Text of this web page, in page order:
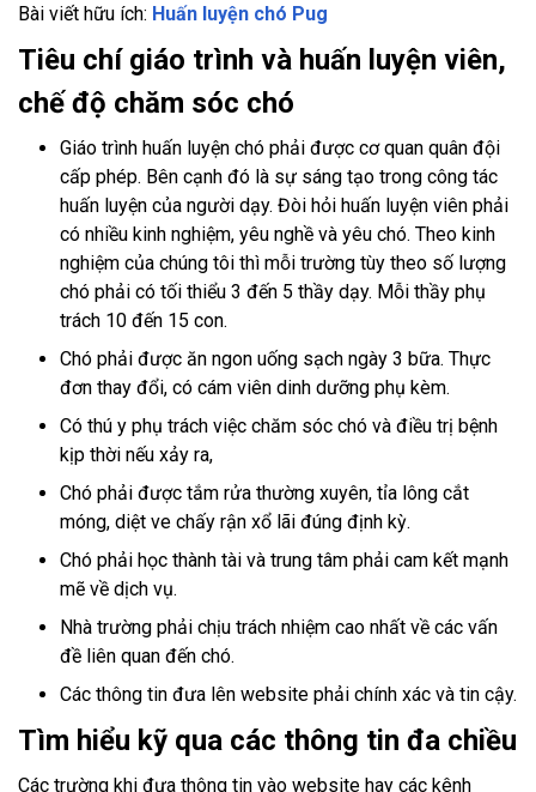
Bài viết hữu ích: Huấn luyện chó Pug
Tiêu chí giáo trình và huấn luyện viên,
chế độ chăm sóc chó
Giáo trình huấn luyện chó phải được cơ quan quân đội
cấp phép. Bên cạnh đó là sự sáng tạo trong công tác
huấn luyện của người dạy. Đòi hỏi huấn luyện viên phải
có nhiều kinh nghiệm, yêu nghề và yêu chó. Theo kinh
nghiệm của chúng tôi thì mỗi trường tùy theo số lượng
chó phải có tối thiểu 3 đến 5 thầy dạy. Mỗi thầy phụ
trách 10 đến 15 con.
Chó phải được ăn ngon uống sạch ngày 3 bữa. Thực
đơn thay đổi, có cám viên dinh dưỡng phụ kèm.
Có thú y phụ trách việc chăm sóc chó và điều trị bệnh
kịp thời nếu xảy ra,
Chó phải được tắm rửa thường xuyên, tỉa lông cắt
móng, diệt ve chấy rận xổ lãi đúng định kỳ.
Chó phải học thành tài và trung tâm phải cam kết mạnh
mẽ về dịch vụ.
Nhà trường phải chịu trách nhiệm cao nhất về các vấn
đề liên quan đến chó.
Các thông tin đưa lên website phải chính xác và tin cậy.
Tìm hiểu kỹ qua các thông tin đa chiều
Các trường khi đưa thông tin vào website hay các kênh